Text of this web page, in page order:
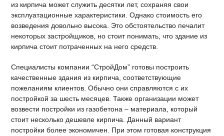
из кирпича может служить десятки лет, сохраняя свои
эксплуатационные характеристики. Однако стоимость его
возведения довольно высока. Это обстоятельство печалит
некоторых застройщиков, но стоит понимать, что здание из
кирпича стоит потраченных на него средств.
Специалисты компании “СтройДом” готовы построить
качественные здания из кирпича, соответствующие
пожеланиям клиентов. Обычно они справляются с их
постройкой за шесть месяцев. Также организации может
возвести постройки из газобетона – материала, который
стоит несколько дешевле кирпича. Данный вариант
постройки более экономичен. При этом готовая конструкция